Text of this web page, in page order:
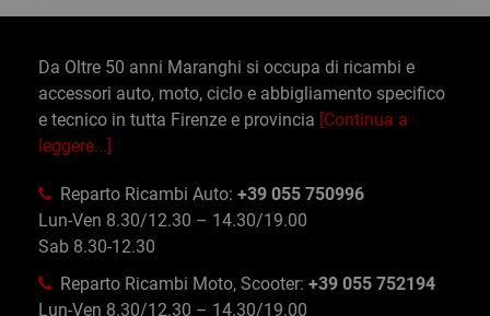
Da Oltre 50 anni Maranghi si occupa di ricambi e
accessori auto, moto, ciclo e abbigliamento specifico
e tecnico in tutta Firenze e provincia [Continua a
leggere...]
Reparto Ricambi Auto: +39 055 750996
Lun-Ven 8.30/12.30 – 14.30/19.00
Sab 8.30-12.30
Reparto Ricambi Moto, Scooter: +39 055 752194
Lun-Ven 8.30/12.30 – 14.30/19.00